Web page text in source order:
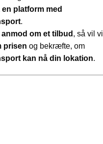
en platform med
.
anmod om et tilbud , så vil vi
prisen og bekræfte, om
kan nå din lokation.